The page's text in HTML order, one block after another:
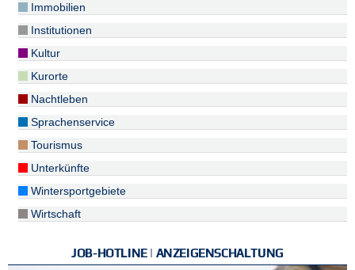
Immobilien
Institutionen
Kultur
Kurorte
Nachtleben
Sprachenservice
Tourismus
Unterkünfte
Wintersportgebiete
Wirtschaft
JOB-HOTLINE | ANZEIGENSCHALTUNG